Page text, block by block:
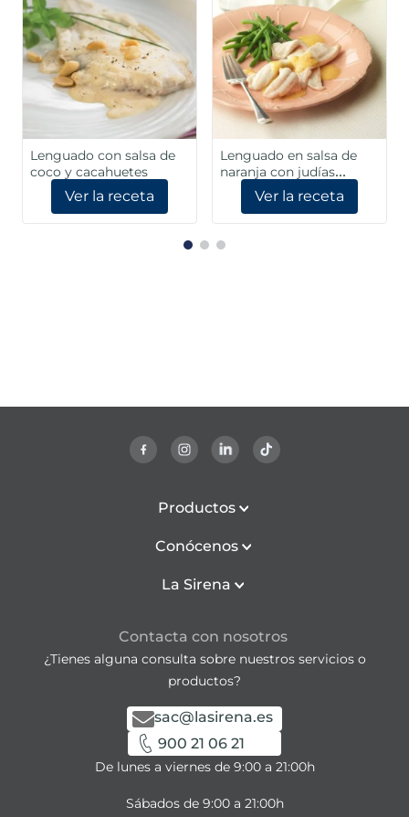
Lenguado con salsa de
coco y cacahuetes
Ver la receta
Lenguado en salsa de
naranja con judías
verdesVer la receta
Productos
Conócenos
La Sirena
Contacta con nosotros
¿Tienes alguna consulta sobre nuestros servicios o
productos?
sac@lasirena.es
900 21 06 21
De lunes a viernes de 9:00 a 21:00h
Sábados de 9:00 a 21:00h